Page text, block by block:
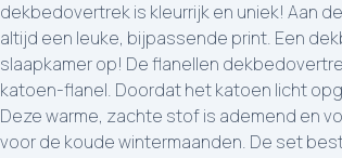
dekbedovertrek is kleurrijk en uniek! Aan
altijd een leuke, bijpassende print. Een
slaapkamer op! De flanellen
katoen-flanel. Doordat het katoen licht
Deze warme, zachte stof is ademend en
voor de koude wintermaanden. De set